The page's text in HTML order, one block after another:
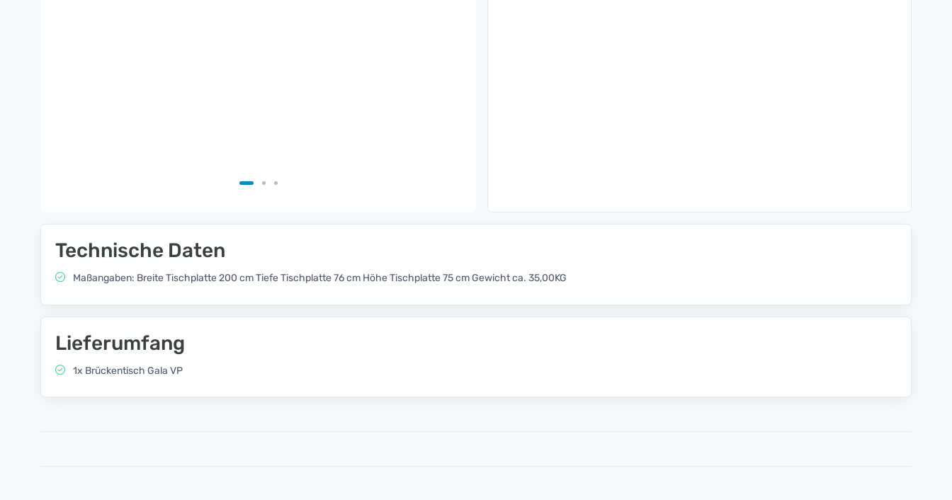
Technische Daten
Maßangaben: Breite Tischplatte 200 cm Tiefe Tischplatte 76 cm Höhe Tischplatte 75 cm Gewicht ca. 35,00KG
Lieferumfang
1x Brückentisch Gala VP